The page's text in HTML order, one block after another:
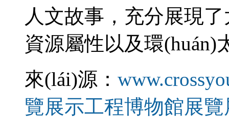
人文故事，充分展現了
資源屬性以及環(huán)
來(lái)源：
覽展示工程博物館展